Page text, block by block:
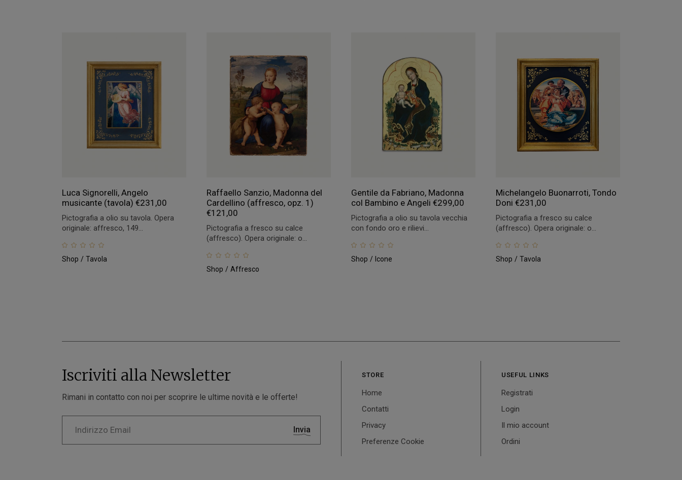
Luca Signorelli, Angelo
musicante (tavola) €231,00
Pictografia a olio su tavola. Opera
originale: affresco, 149...
Shop Tavola
Raffaello Sanzio, Madonna del
Cardellino (affresco, opz. 1)
€121,00
Pictografia a fresco su calce
(affresco). Opera originale: o...
Shop Affresco
Gentile da Fabriano, Madonna
col Bambino e Angeli €299,00
Pictografia a olio su tavola vecchia
con fondo oro e rilievi...
Shop Icone
Michelangelo Buonarroti, Tondo
Doni €231,00
Pictografia a fresco su calce
(affresco). Opera originale: o...
Shop Tavola
Iscriviti alla Newsletter
Rimani in contatto con noi per scoprire le ultime novità e le offerte!
Invia
STORE
Home
Contatti
Privacy
Preferenze Cookie
USEFUL LINKS
Registrati
Login
Il mio account
Ordini